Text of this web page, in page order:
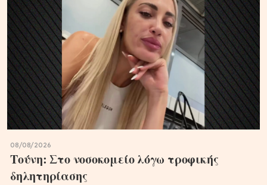
08/08/2026
Τούνη: Στο νοσοκομείο λόγω τροφικής
δηλητηρίασης